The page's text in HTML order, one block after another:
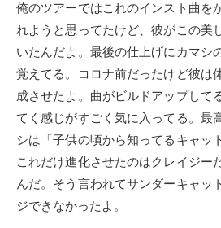
俺のツアーではこれのインスト曲を
れようと思ってたけど、彼がこの美
いたんだよ。最後の仕上げにカマシ
覚えてる。コロナ前だったけど彼は
成させたよ。曲がビルドアップして
てく感じがすごく気に入ってる。最
シは「子供の頃から知ってるキャッ
これだけ進化させたのはクレイジー
んだ。そう言われてサンダーキャッ
ジできなかったよ。